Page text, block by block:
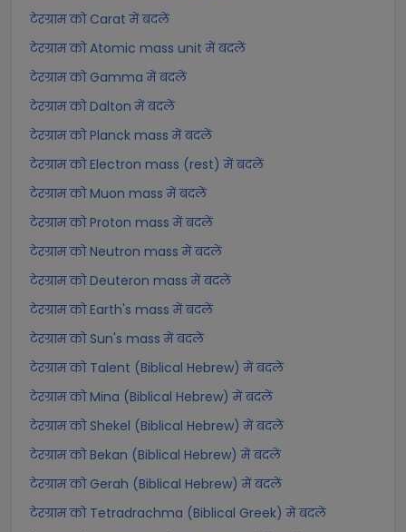
टेरग्राम को Carat में बदलें
टेरग्राम को Atomic mass unit में बदलें
टेरग्राम को Gamma में बदलें
टेरग्राम को Dalton में बदलें
टेरग्राम को Planck mass में बदलें
टेरग्राम को Electron mass (rest) में बदलें
टेरग्राम को Muon mass में बदलें
टेरग्राम को Proton mass में बदलें
टेरग्राम को Neutron mass में बदलें
टेरग्राम को Deuteron mass में बदलें
टेरग्राम को Earth's mass में बदलें
टेरग्राम को Sun's mass में बदलें
टेरग्राम को Talent (Biblical Hebrew) में बदलें
टेरग्राम को Mina (Biblical Hebrew) में बदलें
टेरग्राम को Shekel (Biblical Hebrew) में बदलें
टेरग्राम को Bekan (Biblical Hebrew) में बदलें
टेरग्राम को Gerah (Biblical Hebrew) में बदलें
टेरग्राम को Tetradrachma (Biblical Greek) में बदलें